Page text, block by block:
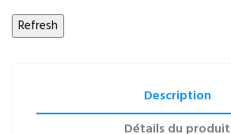
Description
Détails du produit